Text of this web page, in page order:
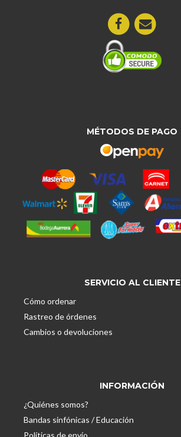
MÉTODOS DE PAGO
SERVICIO AL CLIENTE
Cómo ordenar
Rastreo de órdenes
Cambios o devoluciones
INFORMACIÓN
¿Quiénes somos?
Bandas sinfónicas / Educación
Políticas de envío